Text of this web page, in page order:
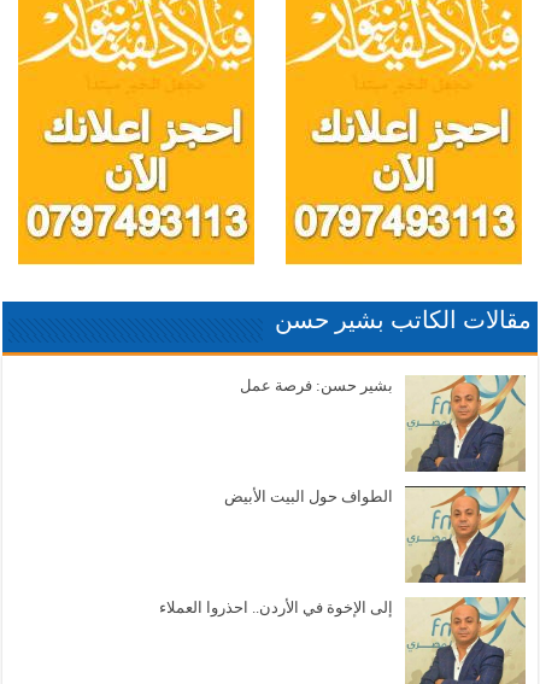
مقالات الكاتب بشير حسن
بشير حسن: فرصة عمل
الطواف حول البيت الأبيض
إلى الإخوة في الأردن.. احذروا العملاء